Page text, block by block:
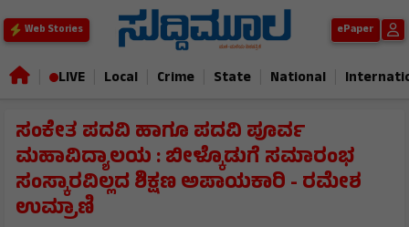
Web Stories ePaper
LIVE Local Crime State National
ಸಂಕೇತ ಪದವಿ ಹಾಗೂ ಪದವಿ ಪೂರ್ವ
ಮಹಾವಿದ್ಯಾಲಯ : ಬೀಳ್ಕೊಡುಗೆ ಸಮಾರಂಭ
ಸಂಸ್ಕಾರವಿಲ್ಲದ ಶಿಕ್ಷಣ ಅಪಾಯಕಾರಿ - ರಮೇಶ
ಉಮ್ರಾಣಿ